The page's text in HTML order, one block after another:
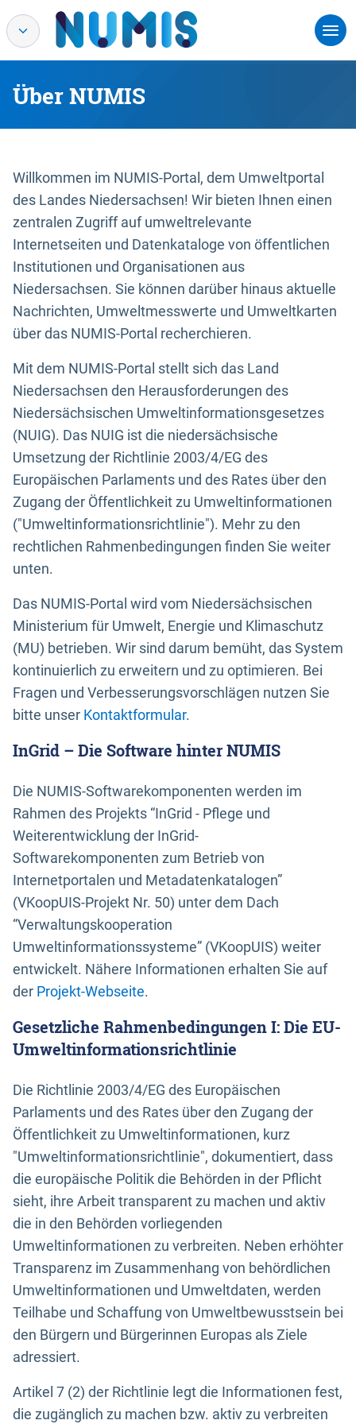
Über NUMIS
Willkommen im NUMIS-Portal, dem Umweltportal
des Landes Niedersachsen! Wir bieten Ihnen einen
zentralen Zugriff auf umweltrelevante
Internetseiten und Datenkataloge von öffentlichen
Institutionen und Organisationen aus
Niedersachsen. Sie können darüber hinaus aktuelle
Nachrichten, Umweltmesswerte und Umweltkarten
über das NUMIS-Portal recherchieren.
Mit dem NUMIS-Portal stellt sich das Land
Niedersachsen den Herausforderungen des
Niedersächsischen Umweltinformationsgesetzes
(NUIG). Das NUIG ist die niedersächsische
Umsetzung der Richtlinie 2003/4/EG des
Europäischen Parlaments und des Rates über den
Zugang der Öffentlichkeit zu Umweltinformationen
("Umweltinformationsrichtlinie"). Mehr zu den
rechtlichen Rahmenbedingungen finden Sie weiter
unten.
Das NUMIS-Portal wird vom Niedersächsischen
Ministerium für Umwelt, Energie und Klimaschutz
(MU) betrieben. Wir sind darum bemüht, das System
kontinuierlich zu erweitern und zu optimieren. Bei
Fragen und Verbesserungsvorschlägen nutzen Sie
bitte unser Kontaktformular.
InGrid – Die Software hinter NUMIS
Die NUMIS-Softwarekomponenten werden im
Rahmen des Projekts “InGrid - Pflege und
Weiterentwicklung der InGrid-
Softwarekomponenten zum Betrieb von
Internetportalen und Metadatenkatalogen”
(VKoopUIS-Projekt Nr. 50) unter dem Dach
“Verwaltungskooperation
Umweltinformationssysteme” (VKoopUIS) weiter
entwickelt. Nähere Informationen erhalten Sie auf
der Projekt-Webseite.
Gesetzliche Rahmenbedingungen I: Die EU-
Umweltinformationsrichtlinie
Die Richtlinie 2003/4/EG des Europäischen
Parlaments und des Rates über den Zugang der
Öffentlichkeit zu Umweltinformationen, kurz
"Umweltinformationsrichtlinie", dokumentiert, dass
die europäische Politik die Behörden in der Pflicht
sieht, ihre Arbeit transparent zu machen und aktiv
die in den Behörden vorliegenden
Umweltinformationen zu verbreiten. Neben erhöhter
Transparenz im Zusammenhang von behördlichen
Umweltinformationen und Umweltdaten, werden
Teilhabe und Schaffung von Umweltbewusstsein bei
den Bürgern und Bürgerinnen Europas als Ziele
adressiert.
Artikel 7 (2) der Richtlinie legt die Informationen fest,
die zugänglich zu machen bzw. aktiv zu verbreiten